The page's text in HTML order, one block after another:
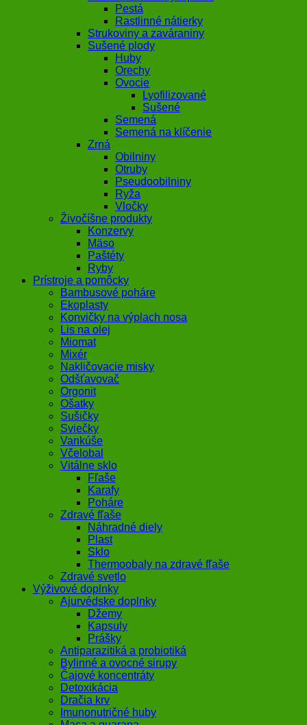
Pestá
Rastlinné nátierky
Strukoviny a zaváraniny
Sušené plody
Huby
Orechy
Ovocie
Lyofilizované
Sušené
Semená
Semená na klíčenie
Zrná
Obilniny
Otruby
Pseudoobilniny
Ryža
Vločky
Živočíšne produkty
Konzervy
Mäso
Paštéty
Ryby
Prístroje a pomôcky
Bambusové poháre
Ekoplasty
Konvičky na výplach nosa
Lis na olej
Miomat
Mixér
Nakličovacie misky
Odšťavovač
Orgonit
Ošatky
Sušičky
Sviečky
Vankúše
Včelobal
Vitálne sklo
Fľaše
Karafy
Poháre
Zdravé fľaše
Náhradné diely
Plast
Sklo
Thermoobaly na zdravé fľaše
Zdravé svetlo
Výživové doplnky
Ajurvédske doplnky
Džemy
Kapsuly
Prášky
Antiparazitiká a probiotiká
Bylinné a ovocné sirupy
Čajové koncentráty
Detoxikácia
Dračia krv
Imunonutričné huby